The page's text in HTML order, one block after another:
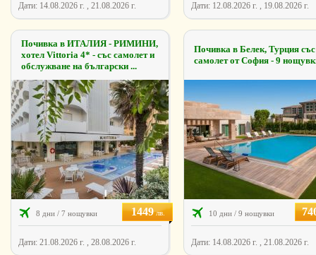
Дати: 14.08.2026 г. , 21.08.2026 г. Дати: 12.08.2026 г. , 19.08.2026 г.
Почивка в ИТАЛИЯ - РИМИНИ,
хотел Vittoria 4* - със самолет и
обслужване на български ...
8 дни / 7 нощувки 1449лв.
Дати: 21.08.2026 г. , 28.08.2026 г.
Почивка в Белек, Турция със
самолет от София - 9
10 дни / 9 нощувки
Дати: 14.08.2026 г. , 21.08.2026 г.